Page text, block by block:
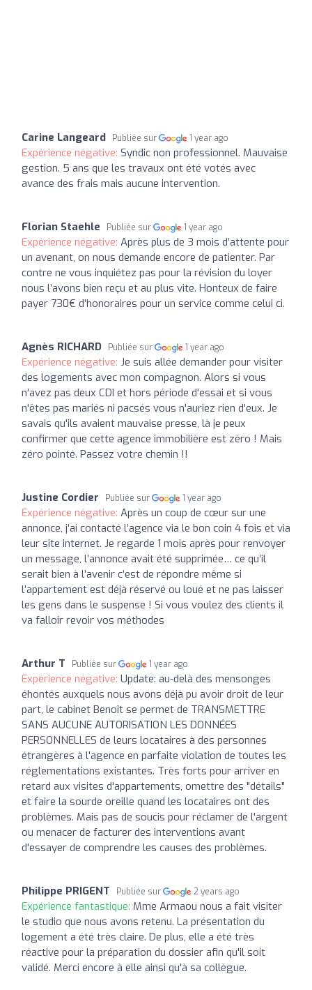
Carine Langeard Publiée sur 1 year ago
Expérience négative: Syndic non professionnel. Mauvaise
gestion. 5 ans que les travaux ont été votés avec
avance des frais mais aucune intervention.
Florian Staehle Publiée sur 1 year ago
Expérience négative: Après plus de 3 mois d’attente pour
un avenant, on nous demande encore de patienter. Par
contre ne vous inquiétez pas pour la révision du loyer
nous l’avons bien reçu et au plus vite. Honteux de faire
payer 730€ d’honoraires pour un service comme celui ci.
Agnès RICHARD Publiée sur 1 year ago
Expérience négative: Je suis allée demander pour visiter
des logements avec mon compagnon. Alors si vous
n'avez pas deux CDI et hors période d'essai et si vous
n'êtes pas mariés ni pacsés vous n'auriez rien d'eux. Je
savais qu'ils avaient mauvaise presse, là je peux
confirmer que cette agence immobilière est zéro ! Mais
zéro pointé. Passez votre chemin !!
Justine Cordier Publiée sur 1 year ago
Expérience négative: Après un coup de cœur sur une
annonce, j’ai contacté l’agence via le bon coin 4 fois et via
leur site internet. Je regarde 1 mois après pour renvoyer
un message, l’annonce avait été supprimée… ce qu’il
serait bien à l’avenir c’est de répondre même si
l’appartement est déjà réservé ou loué et ne pas laisser
les gens dans le suspense ! Si vous voulez des clients il
va falloir revoir vos méthodes
Arthur T Publiée sur 1 year ago
Expérience négative: Update: au-delà des mensonges
éhontés auxquels nous avons déjà pu avoir droit de leur
part, le cabinet Benoît se permet de TRANSMETTRE
SANS AUCUNE AUTORISATION LES DONNÉES
PERSONNELLES de leurs locataires à des personnes
étrangères à l'agence en parfaite violation de toutes les
réglementations existantes. Très forts pour arriver en
retard aux visites d'appartements, omettre des "détails"
et faire la sourde oreille quand les locataires ont des
problèmes. Mais pas de soucis pour réclamer de l'argent
ou menacer de facturer des interventions avant
d'essayer de comprendre les causes des problèmes.
Philippe PRIGENT Publiée sur 2 years ago
Expérience fantastique: Mme Armaou nous a fait visiter
le studio que nous avons retenu. La présentation du
logement a été très claire. De plus, elle a été très
réactive pour la préparation du dossier afin qu'il soit
validé. Merci encore à elle ainsi qu'à sa collègue.